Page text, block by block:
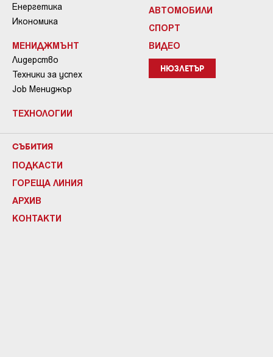
Енергетика
Икономика
МЕНИДЖМЪНТ
Лидерство
Техники за успех
Job Мениджър
ТЕХНОЛОГИИ
АВТОМОБИЛИ
СПОРТ
ВИДЕО
НЮЗЛЕТЪР
СЪБИТИЯ
ПОДКАСТИ
ГОРЕЩА ЛИНИЯ
АРХИВ
КОНТАКТИ